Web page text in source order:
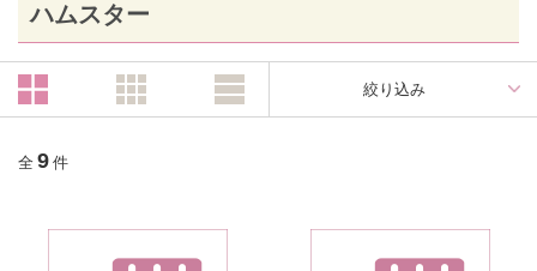
ハムスター
絞り込み
全 9 件